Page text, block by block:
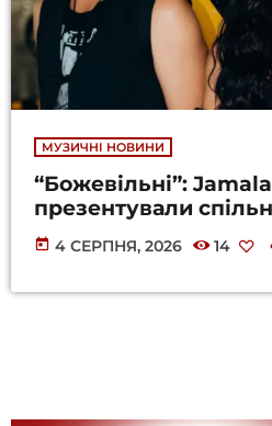
МУЗИЧНІ НОВИНИ
“Божевільні”:
презентували
today 4 СЕРПНЯ, 2026 14